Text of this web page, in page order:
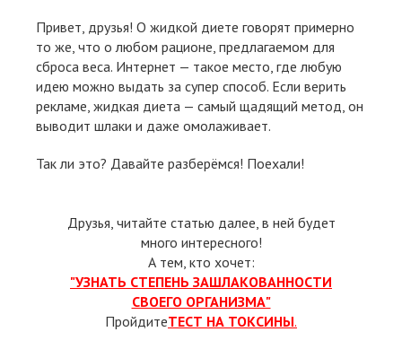
Привет, друзья! О жидкой диете говорят примерно
то же, что о любом рационе, предлагаемом для
сброса веса. Интернет — такое место, где любую
идею можно выдать за супер способ. Если верить
рекламе, жидкая диета — самый щадящий метод, он
выводит шлаки и даже омолаживает.
Так ли это? Давайте разберёмся! Поехали!
Друзья, читайте статью далее, в ней будет
много интересного!
А тем, кто хочет:
"УЗНАТЬ СТЕПЕНЬ ЗАШЛАКОВАННОСТИ
СВОЕГО ОРГАНИЗМА"
ПройдитеТЕСТ НА ТОКСИНЫ.